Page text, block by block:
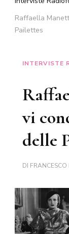
Raffaella
Pailettes
INTERVISTE
vi
delle
DI FRANCESCO